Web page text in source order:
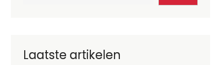
Laatste artikelen